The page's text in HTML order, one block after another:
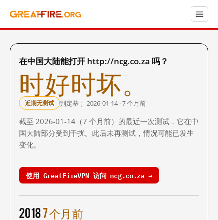
在中国大陆能打开 http://ncg.co.za 吗？
时好时坏。
近期无测试 判定基于 2026-01-14 · 7 个月前
截至 2026-01-14（7 个月前）的最近一次测试，它在中
国大陆部分受到干扰。此后未再测试，情况可能已发生
变化。
使用 GreatFireVPN 访问 ncg.co.za →
20187 个月前